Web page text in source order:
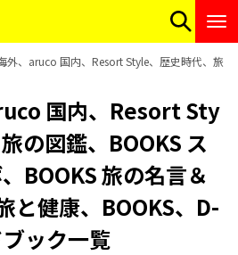
外、aruco 国内、Resort Style、歴史時代、旅
国内、Resort Sty
の図鑑、BOOKS ス
BOOKS 旅の名言＆
と健康、BOOKS、D-
ック一覧